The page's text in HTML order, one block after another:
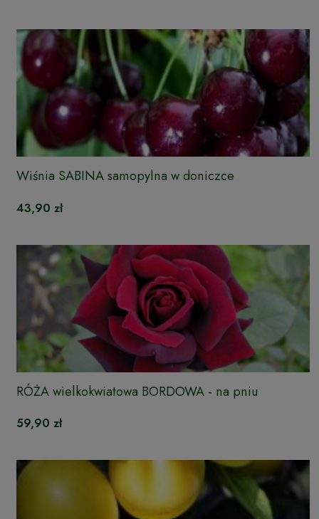
Wiśnia SABINA samopylna w doniczce
43,90 zł
RÓŻA wielkokwiatowa BORDOWA - na pniu
59,90 zł